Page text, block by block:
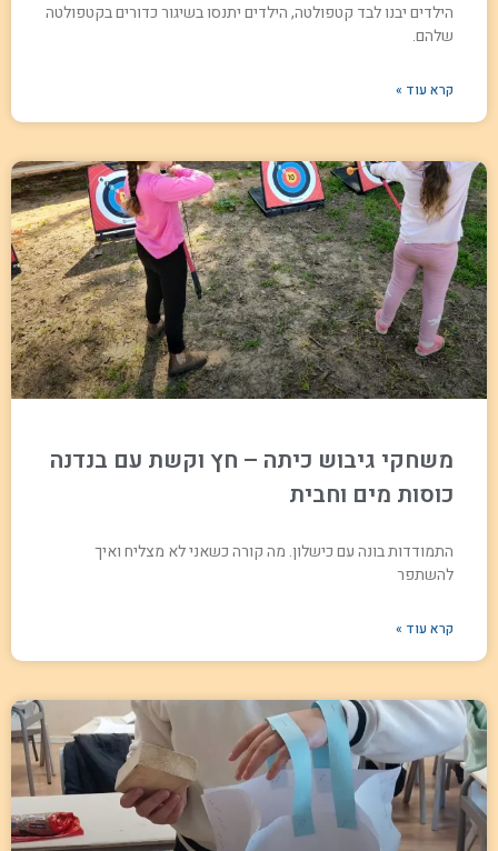
הילדים יבנו לבד קטפולטה, הילדים יתנסו בשיגור כדורים בקטפולטה
שלהם.
קרא עוד »
משחקי גיבוש כיתה – חץ וקשת עם בנדנה
כוסות מים וחבית
התמודדות בונה עם כישלון. מה קורה כשאני לא מצליח ואיך
להשתפר
קרא עוד »